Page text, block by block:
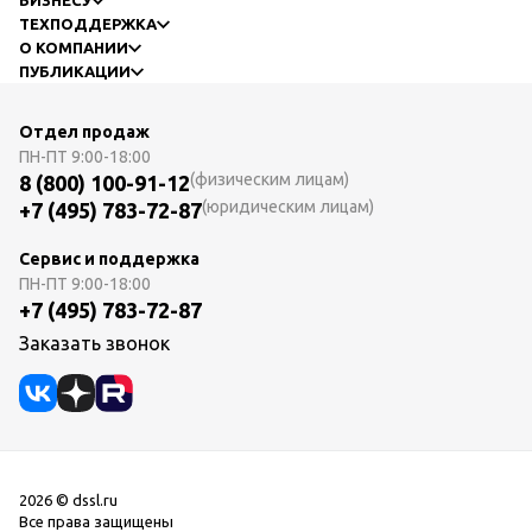
ТЕХПОДДЕРЖКА
О КОМПАНИИ
ПУБЛИКАЦИИ
Отдел продаж
ПН-ПТ 9:00-18:00
8 (800) 100-91-12(физическим лицам)
+7 (495) 783-72-87(юридическим лицам)
Сервис и поддержка
ПН-ПТ 9:00-18:00
+7 (495) 783-72-87
Заказать звонок
2026 © dssl.ru
Все права защищены